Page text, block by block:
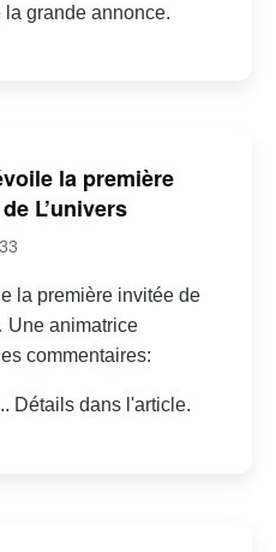
grande annonce.
la première
L’univers
la première invitée de
Une animatrice
commentaires:
Détails dans l'article.